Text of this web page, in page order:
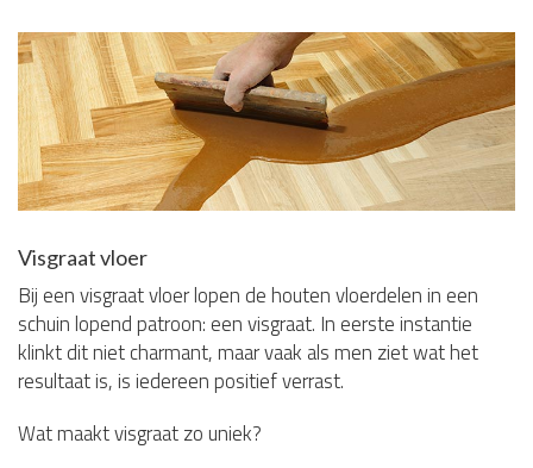
Visgraat vloer
Bij een visgraat vloer lopen de houten vloerdelen in een
schuin lopend patroon: een visgraat. In eerste instantie
klinkt dit niet charmant, maar vaak als men ziet wat het
resultaat is, is iedereen positief verrast.
Wat maakt visgraat zo uniek?